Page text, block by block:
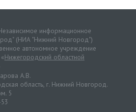
информационное
(НИА "Нижний Новгород")
автономное учреждение
Нижегородский областной
А.В.
область, г. Нижний Новгород.
5